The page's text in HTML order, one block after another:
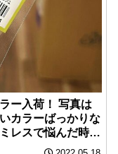
ー入荷！ 写真は
カラーばっかりな
レスで悩んだ時は